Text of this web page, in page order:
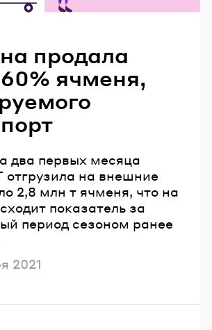
продала
ячменя,
два первых месяца
отгрузила на внешние
2,8 млн т ячменя, что на
показатель за
период сезоном ранее
2021